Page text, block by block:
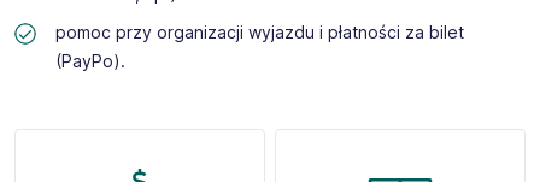
pomoc przy organizacji wyjazdu i płatności za bilet
(PayPo).